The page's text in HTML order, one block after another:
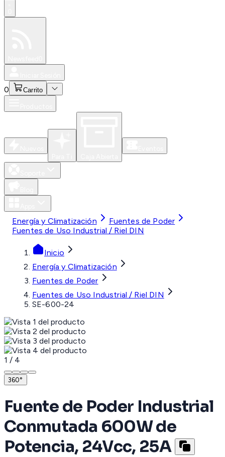
0 Carrito
Energía y Climatización
Fuentes de Poder
Fuentes de Uso Industrial / Riel DIN
Inicio
Energía y Climatización
Fuentes de Poder
Fuentes de Uso Industrial / Riel DIN
SE-600-24
1 / 4
360°
Fuente de Poder Industrial
Conmutada 600W de
Potencia, 24Vcc, 25A